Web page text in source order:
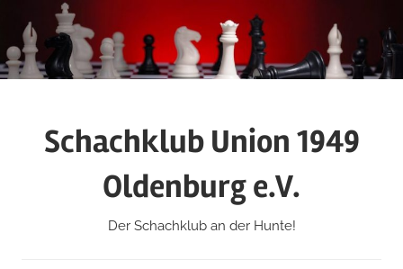
Inhalt
springen
Schachklub Union 1949
Oldenburg e.V.
Der Schachklub an der Hunte!